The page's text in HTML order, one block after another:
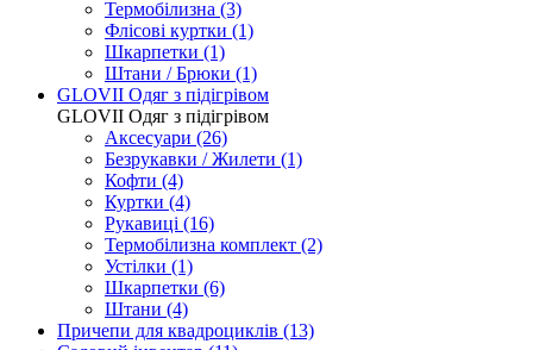
Термобілизна (3)
Флісові куртки (1)
Шкарпетки (1)
Штани / Брюки (1)
GLOVII Одяг з підігрівом
GLOVII Одяг з підігрівом
Аксесуари (26)
Безрукавки / Жилети (1)
Кофти (4)
Куртки (4)
Рукавиці (16)
Термобілизна комплект (2)
Устілки (1)
Шкарпетки (6)
Штани (4)
Причепи для квадроциклів (13)